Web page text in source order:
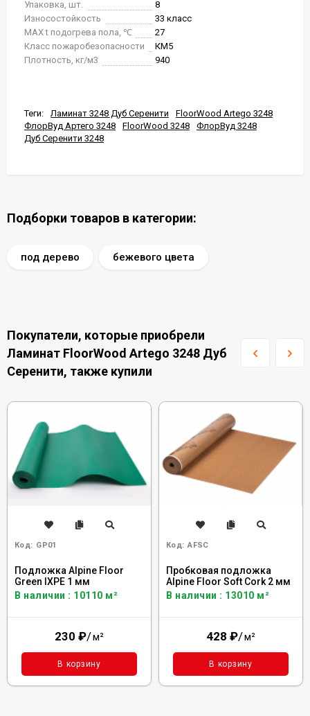
Упаковка, шт.
8
Износостойкость
33 класс
MAX t подогрева пола, ℃
27
Класс пожаробезопасности
КМ5
Плотность, кг/м3
940
Теги: Ламинат 3248 Дуб Серенити
FloorWood Artego 3248
ФлорВуд Артего 3248
FloorWood 3248
ФлорВуд 3248
Дуб Серенити 3248
Подборки товаров в категории:
под дерево бежевого цвета
Покупатели, которые приобрели
Ламинат FloorWood Artego 3248 Дуб
Серенити, также купили
Код: GP01
Подложка Alpine Floor
Green IXPE 1 мм
В наличии : 10110 м²
230 ₽/м²
В корзину
Код: AFSC
Пробковая подложка
Alpine Floor Soft Cork 2 мм
В наличии : 13010 м²
428 ₽/м²
В корзину